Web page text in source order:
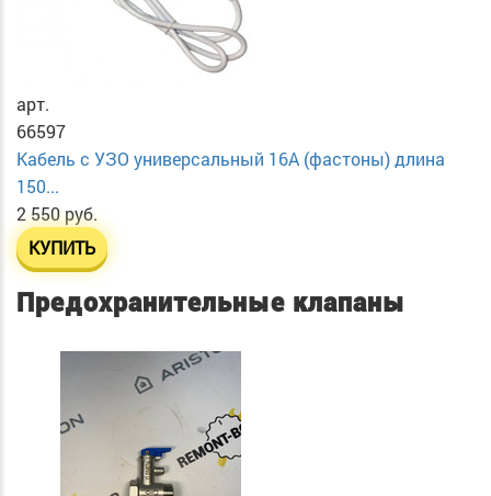
арт.
66597
Кабель с УЗО универсальный 16А (фастоны) длина
150...
2 550 руб.
КУПИТЬ
Предохранительные клапаны